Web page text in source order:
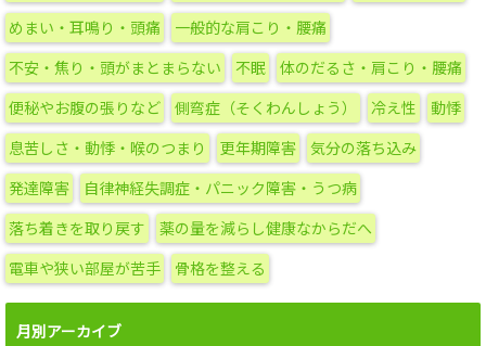
ー
めまい・耳鳴り・頭痛 一般的な肩こり・腰痛
不安・焦り・頭がまとまらない 不眠 体のだるさ・肩こり・腰痛
便秘やお腹の張りなど 側弯症（そくわんしょう） 冷え性 動悸
息苦しさ・動悸・喉のつまり 更年期障害 気分の落ち込み
発達障害 自律神経失調症・パニック障害・うつ病
落ち着きを取り戻す 薬の量を減らし健康なからだへ
電車や狭い部屋が苦手 骨格を整える
月別アーカイブ